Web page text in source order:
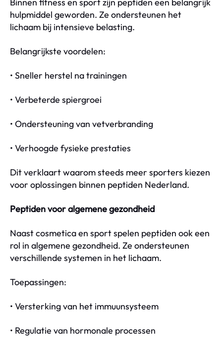
hulpmiddel geworden. Ze ondersteunen het
lichaam bij intensieve belasting.
Belangrijkste voordelen:
• Sneller herstel na trainingen
• Verbeterde spiergroei
• Ondersteuning van vetverbranding
• Verhoogde fysieke prestaties
Dit verklaart waarom steeds meer sporters kiezen
voor oplossingen binnen peptiden Nederland.
Peptiden voor algemene gezondheid
Naast cosmetica en sport spelen peptiden ook een
rol in algemene gezondheid. Ze ondersteunen
verschillende systemen in het lichaam.
Toepassingen:
• Versterking van het immuunsysteem
• Regulatie van hormonale processen